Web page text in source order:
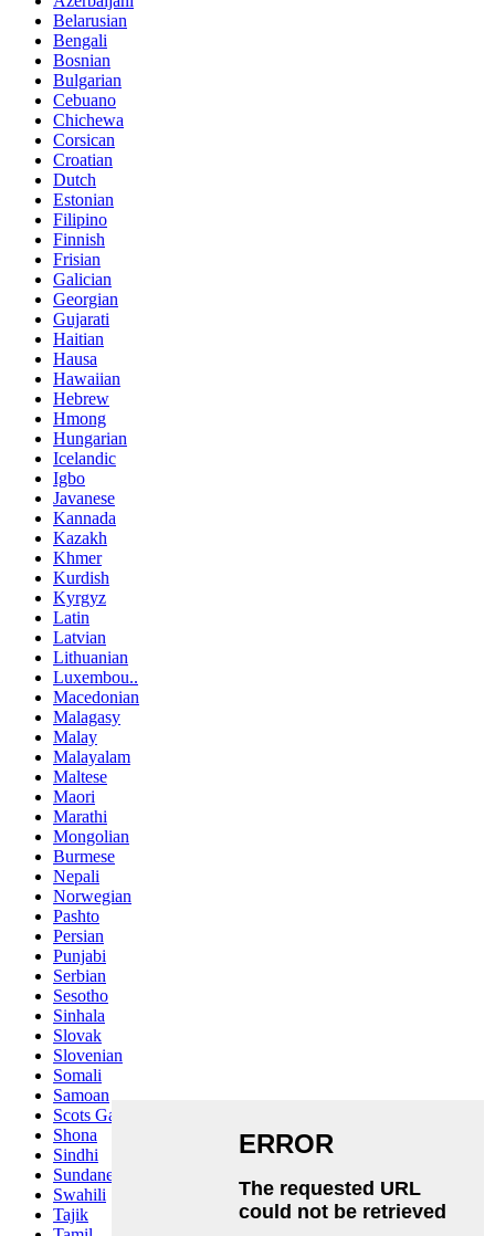
Belarusian
Bengali
Bosnian
Bulgarian
Cebuano
Chichewa
Corsican
Croatian
Dutch
Estonian
Filipino
Finnish
Frisian
Galician
Georgian
Gujarati
Haitian
Hausa
Hawaiian
Hebrew
Hmong
Hungarian
Icelandic
Igbo
Javanese
Kannada
Kazakh
Khmer
Kurdish
Kyrgyz
Latin
Latvian
Lithuanian
Luxembou..
Macedonian
Malagasy
Malay
Malayalam
Maltese
Maori
Marathi
Mongolian
Burmese
Nepali
Norwegian
Pashto
Persian
Punjabi
Serbian
Sesotho
Sinhala
Slovak
Slovenian
Somali
Samoan
Scots Gaelic
Shona
Sindhi
Sundanese
Swahili
Tajik